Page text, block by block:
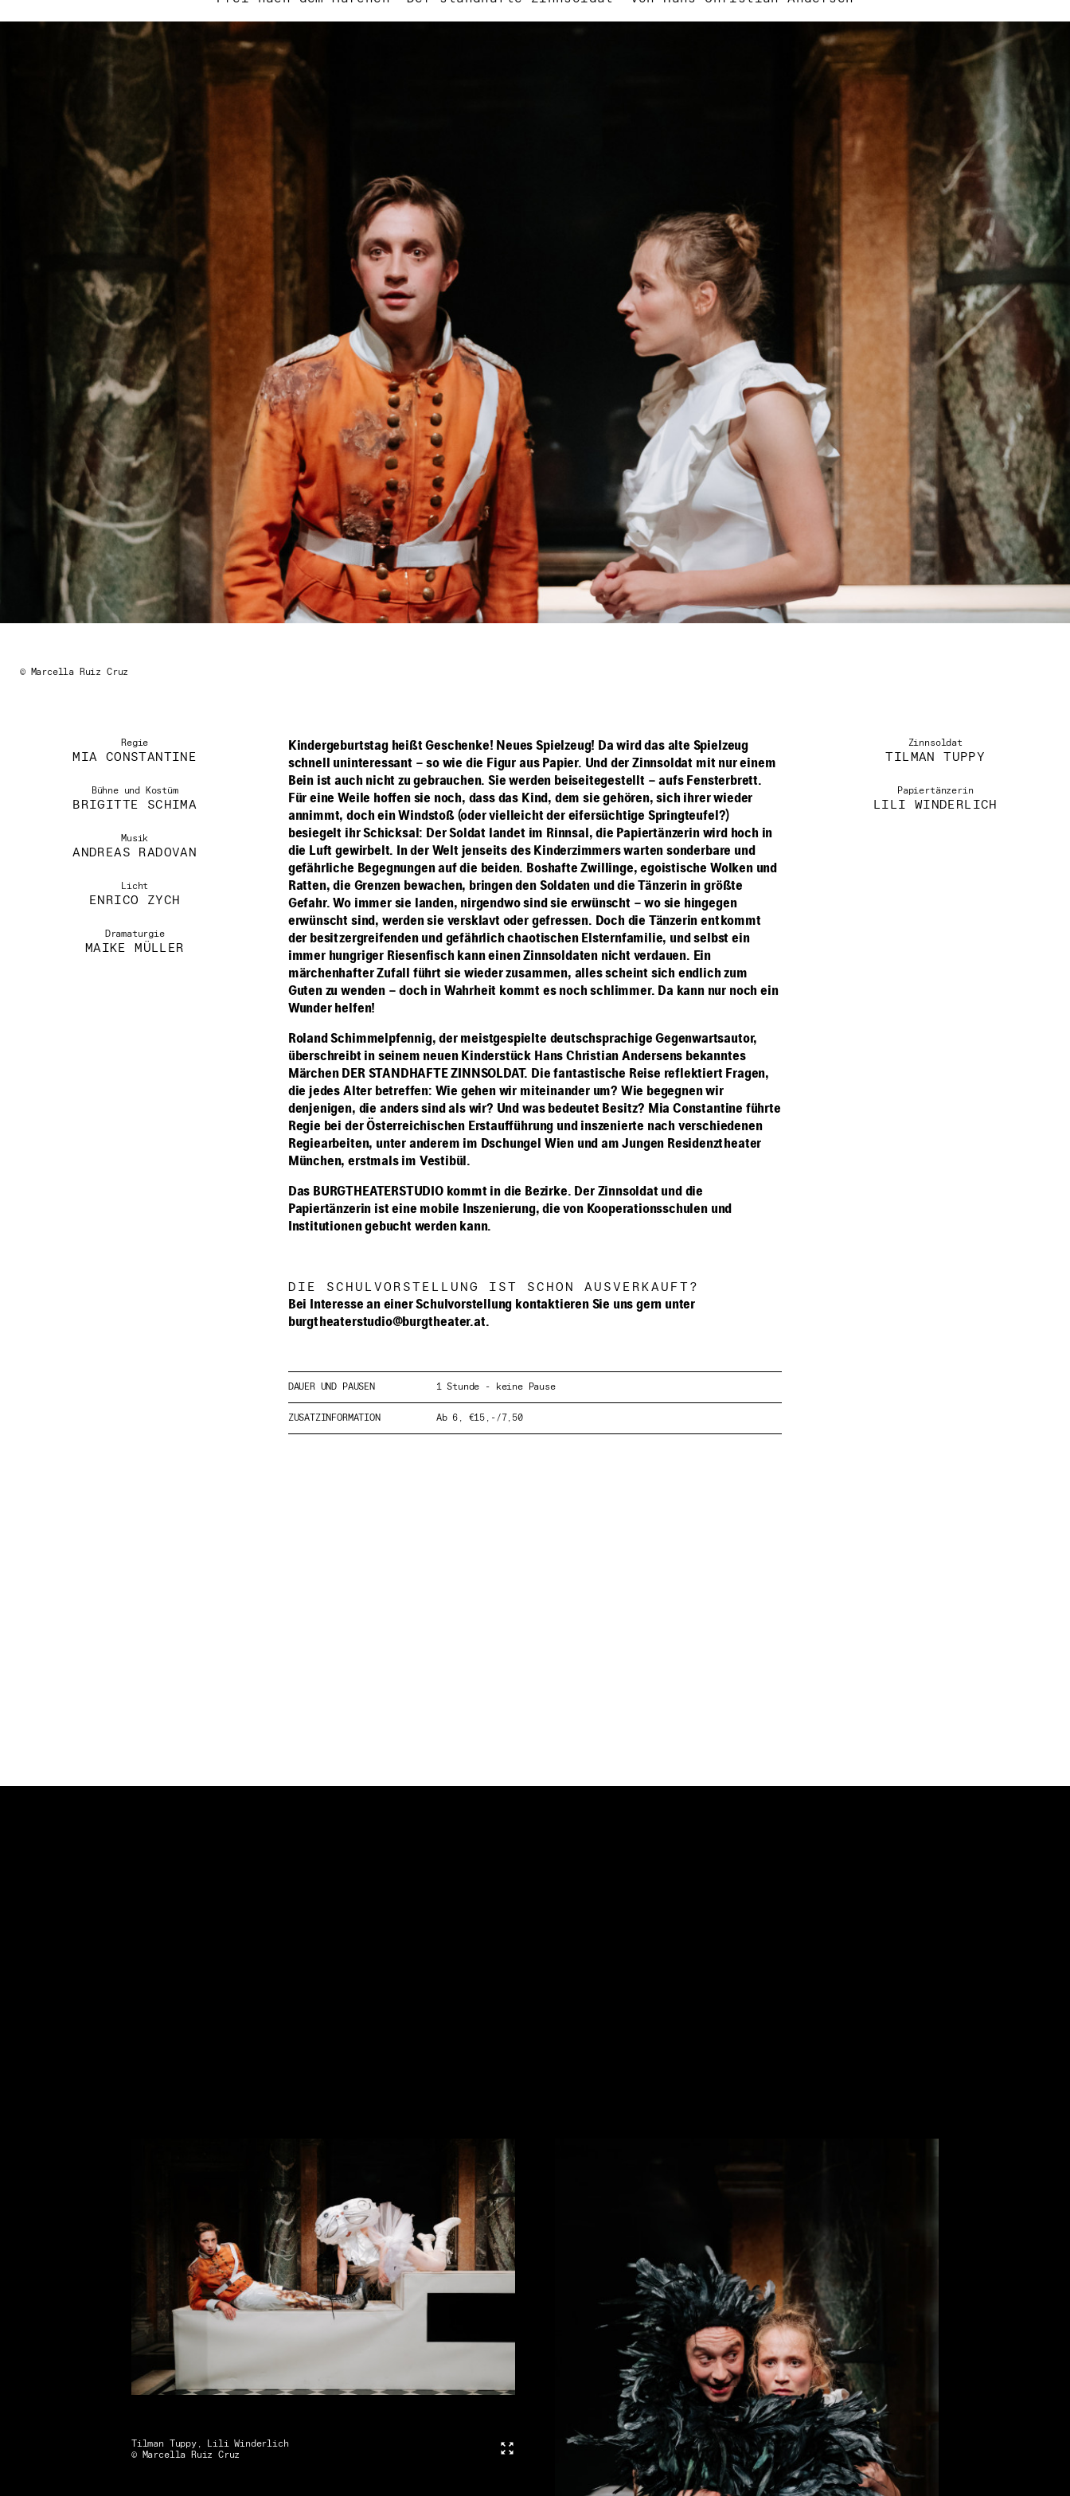
© Marcella Ruiz Cruz
Regie
MIA CONSTANTINE
Bühne und Kostüm
BRIGITTE SCHIMA
Musik
ANDREAS RADOVAN
Licht
ENRICO ZYCH
Dramaturgie
MAIKE MÜLLER
Kindergeburtstag heißt Geschenke! Neues Spielzeug! Da wird das alte Spielzeug
schnell uninteressant – so wie die Figur aus Papier. Und der Zinnsoldat mit nur einem
Bein ist auch nicht zu gebrauchen. Sie werden beiseitegestellt – aufs Fensterbrett.
Für eine Weile hoffen sie noch, dass das Kind, dem sie gehören, sich ihrer wieder
annimmt, doch ein Windstoß (oder vielleicht der eifersüchtige Springteufel?)
besiegelt ihr Schicksal: Der Soldat landet im Rinnsal, die Papiertänzerin wird hoch in
die Luft gewirbelt. In der Welt jenseits des Kinderzimmers warten sonderbare und
gefährliche Begegnungen auf die beiden. Boshafte Zwillinge, egoistische Wolken und
Ratten, die Grenzen bewachen, bringen den Soldaten und die Tänzerin in größte
Gefahr. Wo immer sie landen, nirgendwo sind sie erwünscht – wo sie hingegen
erwünscht sind, werden sie versklavt oder gefressen. Doch die Tänzerin entkommt
der besitzergreifenden und gefährlich chaotischen Elsternfamilie, und selbst ein
immer hungriger Riesenfisch kann einen Zinnsoldaten nicht verdauen. Ein
märchenhafter Zufall führt sie wieder zusammen, alles scheint sich endlich zum
Guten zu wenden – doch in Wahrheit kommt es noch schlimmer. Da kann nur noch ein
Wunder helfen!
Roland Schimmelpfennig, der meistgespielte deutschsprachige Gegenwartsautor,
überschreibt in seinem neuen Kinderstück Hans Christian Andersens bekanntes
Märchen DER STANDHAFTE ZINNSOLDAT. Die fantastische Reise reflektiert Fragen,
die jedes Alter betreffen: Wie gehen wir miteinander um? Wie begegnen wir
denjenigen, die anders sind als wir? Und was bedeutet Besitz? Mia Constantine führte
Regie bei der Österreichischen Erstaufführung und inszenierte nach verschiedenen
Regiearbeiten, unter anderem im Dschungel Wien und am Jungen Residenztheater
München, erstmals im Vestibül.
Das BURGTHEATERSTUDIO kommt in die Bezirke. Der Zinnsoldat und die
Papiertänzerin ist eine mobile Inszenierung, die von Kooperationsschulen und
Institutionen gebucht werden kann.
DIE SCHULVORSTELLUNG IST SCHON AUSVERKAUFT?
Bei Interesse an einer Schulvorstellung kontaktieren Sie uns gern unter
burgtheaterstudio@burgtheater.at.
DAUER UND PAUSEN
1 Stunde - keine Pause
ZUSATZINFORMATION Ab 6, €15,-/7,50
Zinnsoldat
TILMAN TUPPY
Papiertänzerin
LILI WINDERLICH
Tilman Tuppy, Lili Winderlich
Vollbild
© Marcella Ruiz Cruz